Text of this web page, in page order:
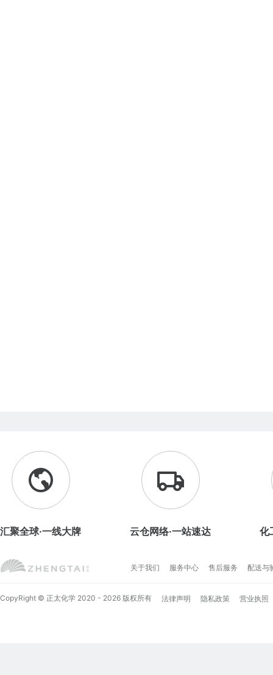
汇聚全球·一线大牌 云仓网络·一站速达 化
关于我们 服务中心 售后服务 配送与
CopyRight © 正太化学 2020 - 2026 版权所有 法律声明 隐私政策 营业执照